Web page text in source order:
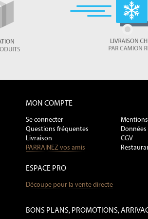
MON COMPTE
Se connecter
Questions fréquentes
Livraison
PARRAINEZ vos amis
CGV
ESPACE PRO
Découpe pour la vente directe
BONS PLANS, PROMOTIONS,